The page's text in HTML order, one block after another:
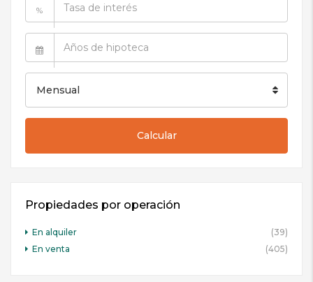
%
Mensual
Calcular
Propiedades por operación
En alquiler
(39)
En venta
(405)